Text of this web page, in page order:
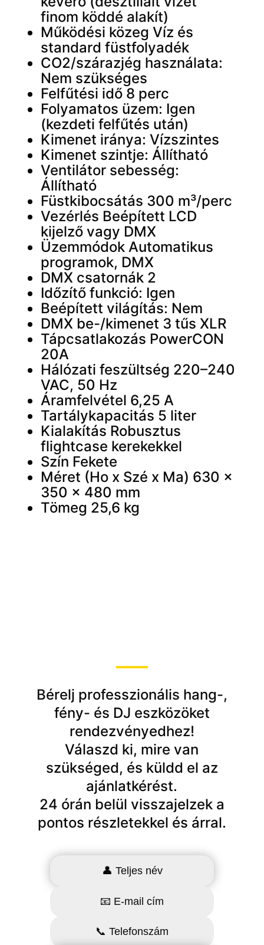
finom köddé alakít)
Működési közeg Víz és
standard füstfolyadék
CO2/szárazjég használata:
Nem szükséges
Felfűtési idő 8 perc
Folyamatos üzem: Igen
(kezdeti felfűtés után)
Kimenet iránya: Vízszintes
Kimenet szintje: Állítható
Ventilátor sebesség:
Állítható
Füstkibocsátás 300 m³/perc
Vezérlés Beépített LCD
kijelző vagy DMX
Üzemmódok Automatikus
programok, DMX
DMX csatornák 2
Időzítő funkció: Igen
Beépített világítás: Nem
DMX be-/kimenet 3 tűs XLR
Tápcsatlakozás PowerCON
20A
Hálózati feszültség 220–240
VAC, 50 Hz
Áramfelvétel 6,25 A
Tartálykapacitás 5 liter
Kialakítás Robusztus
flightcase kerekekkel
Szín Fekete
Méret (Ho x Szé x Ma) 630 x
350 x 480 mm
Tömeg 25,6 kg
Bérelj professzionális hang-,
fény- és DJ eszközöket
rendezvényedhez!
Válaszd ki, mire van
szükséged, és küldd el az
ajánlatkérést.
24 órán belül visszajelzek a
pontos részletekkel és árral.